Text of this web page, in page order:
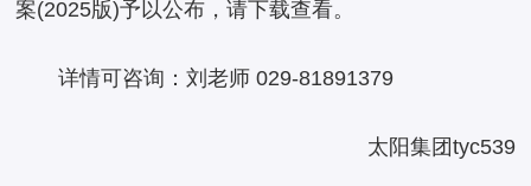
案(2025版)予以公布，请下载查看。
详情可咨询：刘老师 029-81891379
太阳集团tyc539